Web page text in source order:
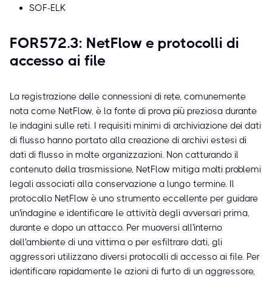
SOF-ELK
FOR572.3: NetFlow e protocolli di
accesso ai file
La registrazione delle connessioni di rete, comunemente
nota come NetFlow, è la fonte di prova più preziosa durante
le indagini sulle reti. I requisiti minimi di archiviazione dei dati
di flusso hanno portato alla creazione di archivi estesi di
dati di flusso in molte organizzazioni. Non catturando il
contenuto della trasmissione, NetFlow mitiga molti problemi
legali associati alla conservazione a lungo termine. Il
protocollo NetFlow è uno strumento eccellente per guidare
un'indagine e identificare le attività degli avversari prima,
durante e dopo un attacco. Per muoversi all'interno
dell'ambiente di una vittima o per esfiltrare dati, gli
aggressori utilizzano diversi protocolli di accesso ai file. Per
identificare rapidamente le azioni di furto di un aggressore,